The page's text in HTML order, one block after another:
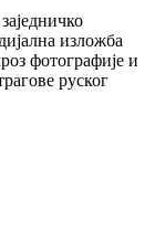
изложба
фотографије и
руског